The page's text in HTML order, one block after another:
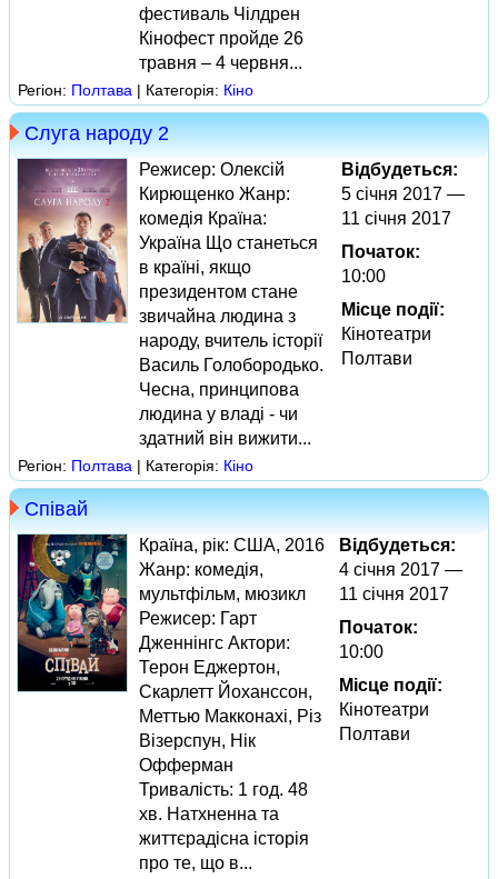
фестиваль Чілдрен
Кінофест пройде 26
травня – 4 червня...
Регіон: Полтава | Категорія: Кіно
Слуга народу 2
Режисер: Олексій
Кирющенко Жанр:
комедія Країна:
Україна Що станеться
в країні, якщо
президентом стане
звичайна людина з
народу, вчитель історії
Василь Голобородько.
Чесна, принципова
людина у владі - чи
здатний він вижити...
Відбудеться:
5 січня 2017 —
11 січня 2017
Початок:
10:00
Місце події:
Кінотеатри
Полтави
Регіон: Полтава | Категорія: Кіно
Співай
Країна, рік: США, 2016
Жанр: комедія,
мультфільм, мюзикл
Режисер: Гарт
Дженнінгс Актори:
Терон Еджертон,
Скарлетт Йоханссон,
Меттью Макконахі, Різ
Візерспун, Нік
Офферман
Тривалість: 1 год. 48
хв. Натхненна та
життєрадісна історія
про те, що в...
Відбудеться:
4 січня 2017 —
11 січня 2017
Початок:
10:00
Місце події:
Кінотеатри
Полтави